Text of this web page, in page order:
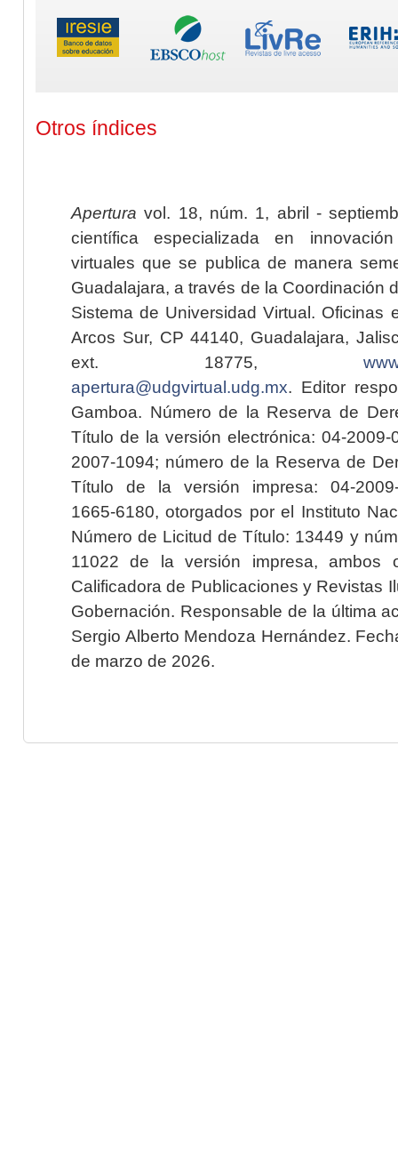
Otros índices
Apertura vol. 18, núm. 1, abril -
científica especializada en
virtuales que se publica de manera
Guadalajara, a través de la Coordinación
Sistema de Universidad Virtual. Oficinas
Arcos Sur, CP 44140, Guadalajara,
ext. 18775,
apertura@udgvirtual.udg.mx. Editor
Gamboa. Número de la Reserva de
Título de la versión electrónica: 04-2009-
2007-1094; número de la Reserva de
Título de la versión impresa: 04-2009-
1665-6180, otorgados por el Instituto
Número de Licitud de Título: 13449 y
11022 de la versión impresa, ambos
Calificadora de Publicaciones y Revistas
Gobernación. Responsable de la última
Sergio Alberto Mendoza Hernández.
de marzo de 2026.